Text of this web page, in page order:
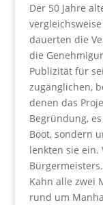
Der 50 Jahre
dauerten die
die
Publizität für
zugänglichen,
denen das
Begründung,
Boot, sondern
lenkten sie ein.
Kahn alle zwei
rund um